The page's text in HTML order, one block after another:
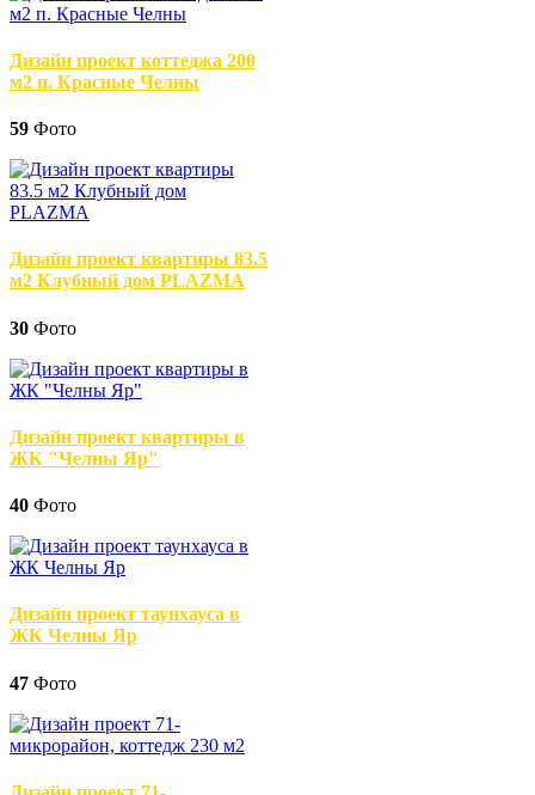
Дизайн проект коттеджа 200
м2 п. Красные Челны
59 Фото
Дизайн проект квартиры 83.5
м2 Клубный дом PLAZMA
30 Фото
Дизайн проект квартиры в
ЖК "Челны Яр"
40 Фото
Дизайн проект таунхауса в
ЖК Челны Яр
47 Фото